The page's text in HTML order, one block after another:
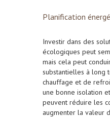
Planification
Investir dans des
écologiques peut
mais cela peut
substantielles à long
chauffage et de
une bonne isolation
peuvent réduire les
augmenter la valeur